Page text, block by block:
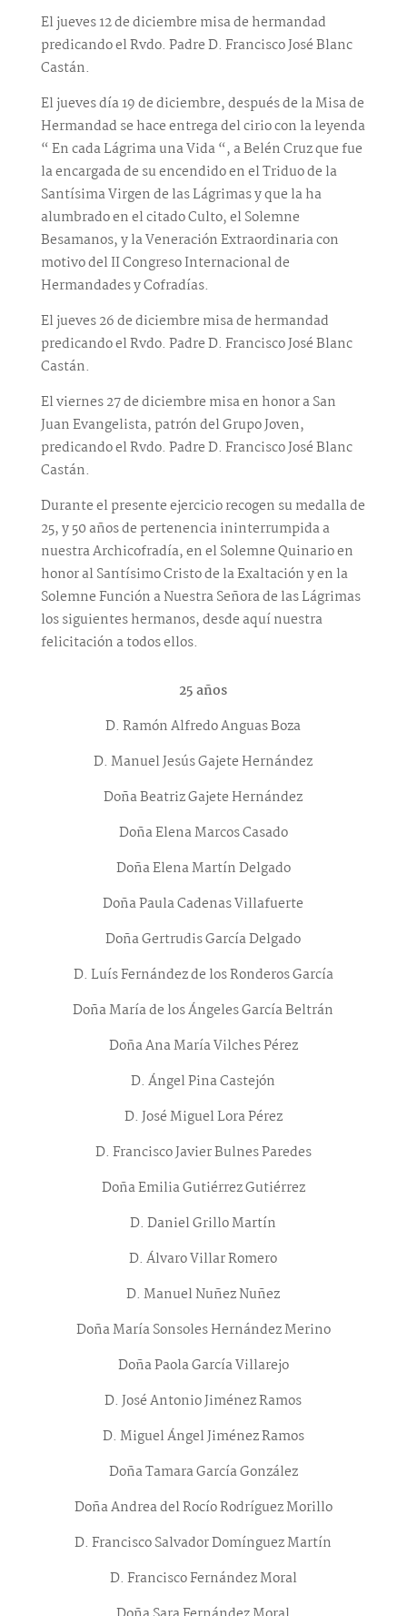
El jueves 12 de diciembre misa de hermandad
predicando el Rvdo. Padre D. Francisco José Blanc
Castán.
El jueves día 19 de diciembre, después de la Misa de
Hermandad se hace entrega del cirio con la leyenda
“ En cada Lágrima una Vida “, a Belén Cruz que fue
la encargada de su encendido en el Triduo de la
Santísima Virgen de las Lágrimas y que la ha
alumbrado en el citado Culto, el Solemne
Besamanos, y la Veneración Extraordinaria con
motivo del II Congreso Internacional de
Hermandades y Cofradías.
El jueves 26 de diciembre misa de hermandad
predicando el Rvdo. Padre D. Francisco José Blanc
Castán.
El viernes 27 de diciembre misa en honor a San
Juan Evangelista, patrón del Grupo Joven,
predicando el Rvdo. Padre D. Francisco José Blanc
Castán.
Durante el presente ejercicio recogen su medalla de
25, y 50 años de pertenencia ininterrumpida a
nuestra Archicofradía, en el Solemne Quinario en
honor al Santísimo Cristo de la Exaltación y en la
Solemne Función a Nuestra Señora de las Lágrimas
los siguientes hermanos, desde aquí nuestra
felicitación a todos ellos.
25 años
D. Ramón Alfredo Anguas Boza
D. Manuel Jesús Gajete Hernández
Doña Beatriz Gajete Hernández
Doña Elena Marcos Casado
Doña Elena Martín Delgado
Doña Paula Cadenas Villafuerte
Doña Gertrudis García Delgado
D. Luís Fernández de los Ronderos García
Doña María de los Ángeles García Beltrán
Doña Ana María Vilches Pérez
D. Ángel Pina Castejón
D. José Miguel Lora Pérez
D. Francisco Javier Bulnes Paredes
Doña Emilia Gutiérrez Gutiérrez
D. Daniel Grillo Martín
D. Álvaro Villar Romero
D. Manuel Nuñez Nuñez
Doña María Sonsoles Hernández Merino
Doña Paola García Villarejo
D. José Antonio Jiménez Ramos
D. Miguel Ángel Jiménez Ramos
Doña Tamara García González
Doña Andrea del Rocío Rodríguez Morillo
D. Francisco Salvador Domínguez Martín
D. Francisco Fernández Moral